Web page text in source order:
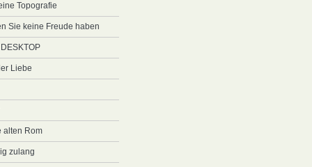
Topografie
Sie keine Freude haben
Liebe
alten Rom
zulang